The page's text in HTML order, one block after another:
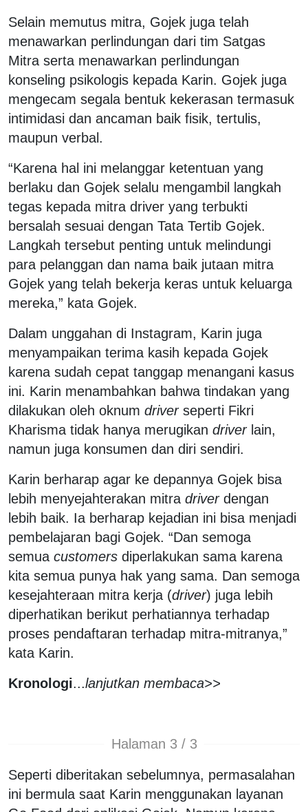
Selain memutus mitra, Gojek juga telah
menawarkan perlindungan dari tim Satgas
Mitra serta menawarkan perlindungan
konseling psikologis kepada Karin. Gojek juga
mengecam segala bentuk kekerasan termasuk
intimidasi dan ancaman baik fisik, tertulis,
maupun verbal.
“Karena hal ini melanggar ketentuan yang
berlaku dan Gojek selalu mengambil langkah
tegas kepada mitra driver yang terbukti
bersalah sesuai dengan Tata Tertib Gojek.
Langkah tersebut penting untuk melindungi
para pelanggan dan nama baik jutaan mitra
Gojek yang telah bekerja keras untuk keluarga
mereka,” kata Gojek.
Dalam unggahan di Instagram, Karin juga
menyampaikan terima kasih kepada Gojek
karena sudah cepat tanggap menangani kasus
ini. Karin menambahkan bahwa tindakan yang
dilakukan oleh oknum driverseperti Fikri
Kharisma tidak hanya merugikan driverlain,
namun juga konsumen dan diri sendiri.
Karin berharap agar ke depannya Gojek bisa
lebih menyejahterakan mitra driverdengan
lebih baik. Ia berharap kejadian ini bisa menjadi
pembelajaran bagi Gojek. “Dan semoga
semua customers diperlakukan sama karena
kita semua punya hak yang sama. Dan semoga
kesejahteraan mitra kerja (driver) juga lebih
diperhatikan berikut perhatiannya terhadap
proses pendaftaran terhadap mitra-mitranya,”
kata Karin.
Kronologi...lanjutkan membaca>>
Halaman 3 / 3
Seperti diberitakan sebelumnya, permasalahan
ini bermula saat Karin menggunakan layanan